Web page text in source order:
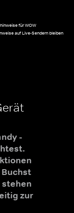
für WOW
auf Live-Sendern bleiben
-
stehen
zur